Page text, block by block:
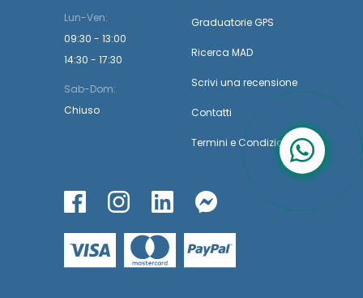
Lun-Ven:
09:30 - 13:00
14:30 - 17:30
Sab-Dom:
Chiuso
Graduatorie GPS
Ricerca MAD
Scrivi una recensione
Contatti
Termini e Condizioni